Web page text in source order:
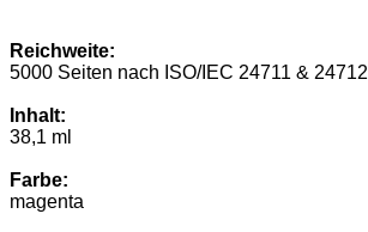
Reichweite:
5000 Seiten nach ISO/IEC 24711 & 24712
Inhalt:
38,1 ml
Farbe:
magenta